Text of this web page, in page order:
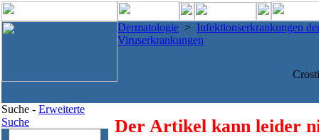
Dermatologie > Infektionserkrankungen
Viruserkrankungen
Suche - Erweiterte
Suche
Der Artikel kann leider